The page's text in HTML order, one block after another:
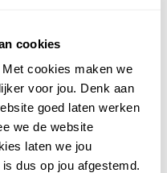
cookies
cookies maken we
voor jou. Denk aan
goed laten werken
we de website
laten we jou
dus op jou afgestemd.